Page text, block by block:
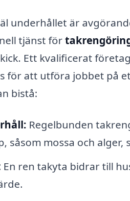
underhållet är
tjänst för
Ett kvalificerat
för att utföra jobbet på
bistå:
Regelbunden
såsom mossa och
En ren takyta bidrar till